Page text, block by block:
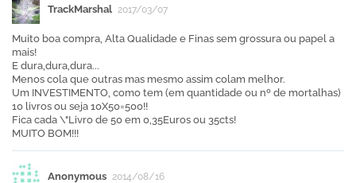
TrackMarshal 2017/03/07
Muito boa compra, Alta Qualidade e Finas sem grossura ou papel a
mais!
E dura,dura,dura...
Menos cola que outras mas mesmo assim colam melhor.
Um INVESTIMENTO, como tem (em quantidade ou nº de mortalhas)
10 livros ou seja 10X50=500!!
Fica cada \"Livro de 50 em 0,35Euros ou 35cts!
MUITO BOM!!!
Anonymous 2014/08/16